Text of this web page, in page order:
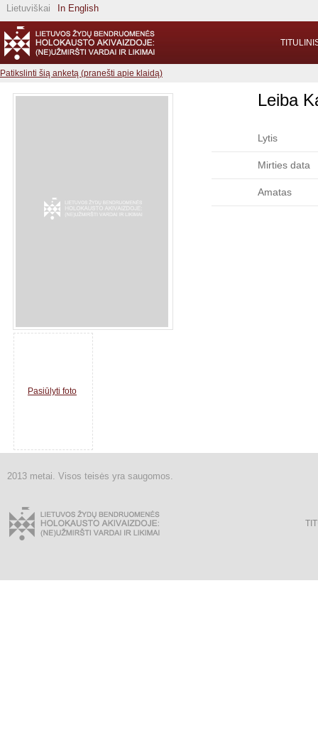
Lietuviškai In English
Patikslinti šią anketą (pranešti apie klaidą)
Pasiūlyti foto
Leiba
Lytis
Mirties data
Amatas
2013 metai. Visos teisės yra saugomos.